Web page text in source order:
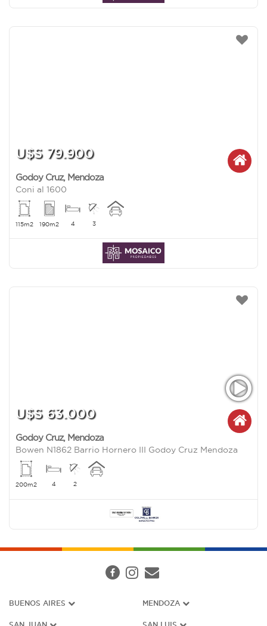
U$S 79.900
Godoy Cruz, Mendoza
Coni al 1600
115m2 190m2 4 3
U$S 63.000
Godoy Cruz, Mendoza
Bowen N1862 Barrio Hornero III Godoy Cruz Mendoza
200m2 4 2
BUENOS AIRES MENDOZA
SAN JUAN SAN LUIS